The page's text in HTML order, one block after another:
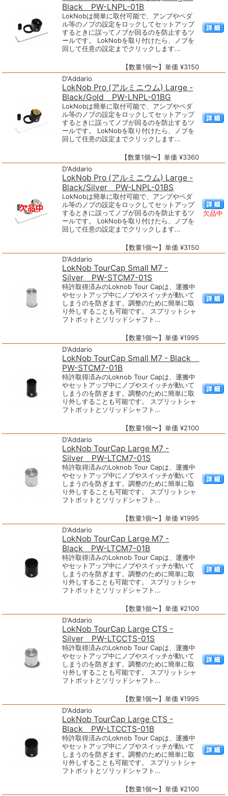
Black PW-LNPL-01B
LokNobは簡単に取付可能で、アンプやペダ
ル等のノブの設定をロックしてセットアップ
するときに誤ってノブが回るのを防止するツ
ールです。 LokNobを取り付けたら、ノブを
回して任意の設定までクリックします...
【数量1個〜】単価 ¥3150
D'Addario
LokNob Pro (アルミニウム) Large -
Black/Gold PW-LNPL-01BG
LokNobは簡単に取付可能で、アンプやペダ
ル等のノブの設定をロックしてセットアップ
するときに誤ってノブが回るのを防止するツ
ールです。 LokNobを取り付けたら、ノブを
回して任意の設定までクリックします...
【数量1個〜】単価 ¥3360
D'Addario
LokNob Pro (アルミニウム) Large -
Black/Silver PW-LNPL-01BS
LokNobは簡単に取付可能で、アンプやペダ
ル等のノブの設定をロックしてセットアップ
するときに誤ってノブが回るのを防止するツ
ールです。 LokNobを取り付けたら、ノブを
回して任意の設定までクリックします...
【数量1個〜】単価 ¥3150
欠品中
D'Addario
LokNob TourCap Small M7 -
Silver PW-STCM7-01S
特許取得済みのLoknob Tour Capは、運搬中
やセットアップ中にノブやスイッチが動いて
しまうのを防ぎます。調整のために簡単に取
り外しすることも可能です。 スプリットシャ
フトポットとソリッドシャフト...
【数量1個〜】単価 ¥1995
D'Addario
LokNob TourCap Small M7 - Black
PW-STCM7-01B
特許取得済みのLoknob Tour Capは、運搬中
やセットアップ中にノブやスイッチが動いて
しまうのを防ぎます。調整のために簡単に取
り外しすることも可能です。 スプリットシャ
フトポットとソリッドシャフト...
【数量1個〜】単価 ¥2100
D'Addario
LokNob TourCap Large M7 -
Silver PW-LTCM7-01S
特許取得済みのLoknob Tour Capは、運搬中
やセットアップ中にノブやスイッチが動いて
しまうのを防ぎます。調整のために簡単に取
り外しすることも可能です。 スプリットシャ
フトポットとソリッドシャフト...
【数量1個〜】単価 ¥1995
D'Addario
LokNob TourCap Large M7 -
Black PW-LTCM7-01B
特許取得済みのLoknob Tour Capは、運搬中
やセットアップ中にノブやスイッチが動いて
しまうのを防ぎます。調整のために簡単に取
り外しすることも可能です。 スプリットシャ
フトポットとソリッドシャフト...
【数量1個〜】単価 ¥2100
D'Addario
LokNob TourCap Large CTS -
Silver PW-LTCCTS-01S
特許取得済みのLoknob Tour Capは、運搬中
やセットアップ中にノブやスイッチが動いて
しまうのを防ぎます。調整のために簡単に取
り外しすることも可能です。 スプリットシャ
フトポットとソリッドシャフト...
【数量1個〜】単価 ¥1995
D'Addario
LokNob TourCap Large CTS -
Black PW-LTCCTS-01B
特許取得済みのLoknob Tour Capは、運搬中
やセットアップ中にノブやスイッチが動いて
しまうのを防ぎます。調整のために簡単に取
り外しすることも可能です。 スプリットシャ
フトポットとソリッドシャフト...
【数量1個〜】単価 ¥2100